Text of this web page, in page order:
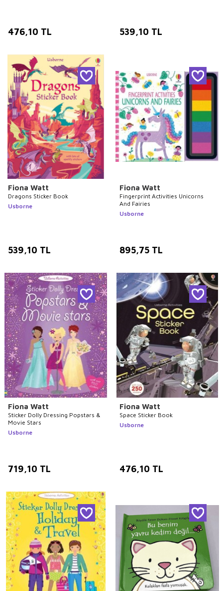
476,10 TL 539,10 TL
Fiona Watt
Dragons Sticker Book
Usborne
539,10 TL
Fiona Watt
Fingerprint Activities Unicorns
And Fairies
Usborne
895,75 TL
Fiona Watt
Sticker Dolly Dressing Popstars &
Movie Stars
Usborne
719,10 TL
Fiona Watt
Space Sticker Book
Usborne
476,10 TL